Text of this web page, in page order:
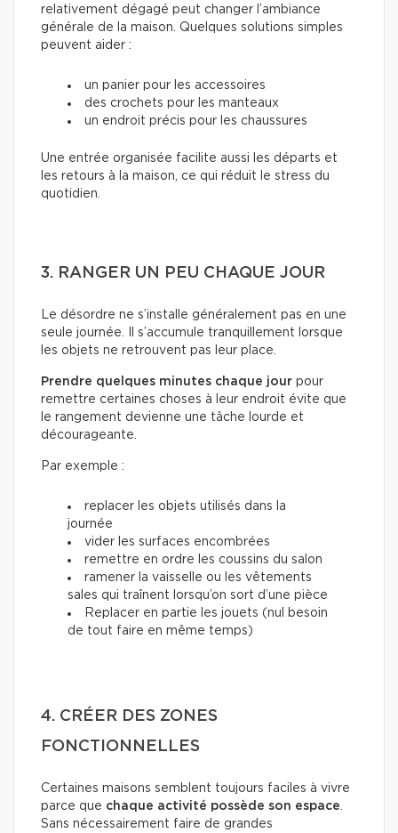
relativement dégagé peut changer l’ambiance
générale de la maison. Quelques solutions simples
peuvent aider :
un panier pour les accessoires
des crochets pour les manteaux
un endroit précis pour les chaussures
Une entrée organisée facilite aussi les départs et
les retours à la maison, ce qui réduit le stress du
quotidien.
3. RANGER UN PEU CHAQUE JOUR
Le désordre ne s’installe généralement pas en une
seule journée. Il s’accumule tranquillement lorsque
les objets ne retrouvent pas leur place.
Prendre quelques minutes chaque jour pour
remettre certaines choses à leur endroit évite que
le rangement devienne une tâche lourde et
décourageante.
Par exemple :
replacer les objets utilisés dans la
journée
vider les surfaces encombrées
remettre en ordre les coussins du salon
ramener la vaisselle ou les vêtements
sales qui traînent lorsqu’on sort d’une pièce
Replacer en partie les jouets (nul besoin
de tout faire en même temps)
4. CRÉER DES ZONES
FONCTIONNELLES
Certaines maisons semblent toujours faciles à vivre
parce que chaque activité possède son espace.
Sans nécessairement faire de grandes